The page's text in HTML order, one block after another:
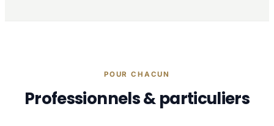
POUR CHACUN
Professionnels & particuliers